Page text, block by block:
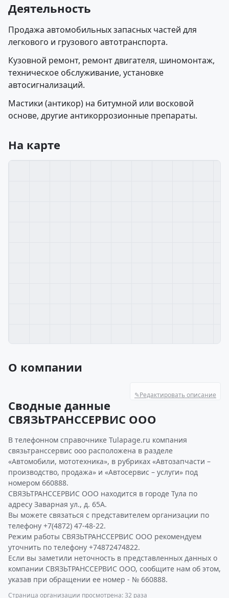
Деятельность
Продажа автомобильных запасных частей для
легкового и грузового автотранспорта.
Кузовной ремонт, ремонт двигателя, шиномонтаж,
техническое обслуживание, установке
автосигнализаций.
Мастики (антикор) на битумной или восковой
основе, другие антикоррозионные препараты.
На карте
О компании
✎Редактировать описание
Сводные данные
СВЯЗЬТРАНССЕРВИС ООО
В телефонном справочнике Tulapage.ru компания
связьтранссервис ооо расположена в разделе
«Автомобили, мототехника», в рубриках «Автозапчасти –
производство, продажа» и «Автосервис – услуги» под
номером 660888.
СВЯЗЬТРАНССЕРВИС ООО находится в городе Тула по
адресу Заварная ул., д. 65А.
Вы можете связаться с представителем организации по
телефону +7(4872) 47-48-22.
Режим работы СВЯЗЬТРАНССЕРВИС ООО рекомендуем
уточнить по телефону +74872474822.
Если вы заметили неточность в представленных данных о
компании СВЯЗЬТРАНССЕРВИС ООО, сообщите нам об этом,
указав при обращении ее номер - № 660888.
Страница организации просмотрена: 32 раза